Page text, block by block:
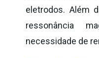
eletrodos. Além
ressonância
necessidade de